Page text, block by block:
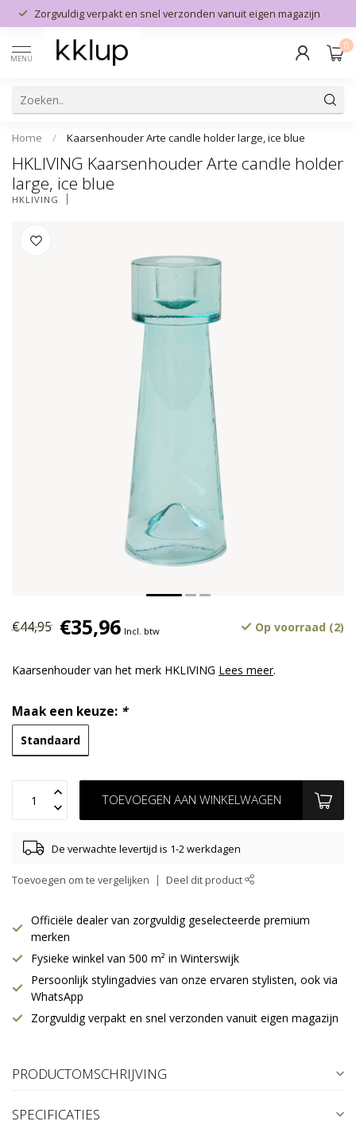
Zorgvuldig verpakt en snel verzonden vanuit eigen magazijn
MENU
0
Home / Kaarsenhouder Arte candle holder large, ice blue
HKLIVING Kaarsenhouder Arte candle holder
large, ice blue
HKLIVING
€44,95 €35,96 Incl. btw Op voorraad (2)
Kaarsenhouder van het merk HKLIVING Lees meer.
Maak een keuze: *
Standaard
TOEVOEGEN AAN WINKELWAGEN
De verwachte levertijd is 1-2 werkdagen
Toevoegen om te vergelijken Deel dit product
Officiële dealer van zorgvuldig geselecteerde premium
merken
Fysieke winkel van 500 m² in Winterswijk
Persoonlijk stylingadvies van onze ervaren stylisten, ook via
WhatsApp
Zorgvuldig verpakt en snel verzonden vanuit eigen magazijn
PRODUCTOMSCHRIJVING
SPECIFICATIES